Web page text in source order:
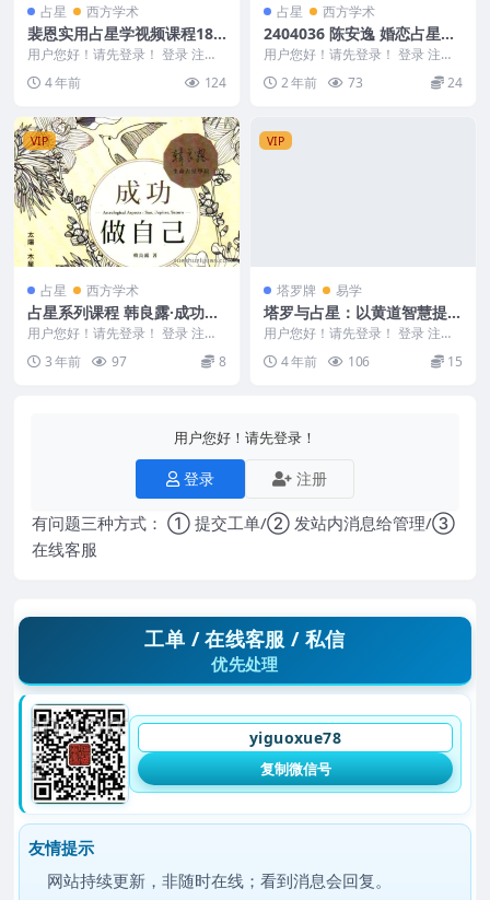
占星 西方学术
裴恩实用占星学视频课程18
视频百度盘下载
用户您好！请先登录！ 登录 注册
课） 编号：D2...
4 年前 124
占星 西方学术
2404036 陈安逸 婚恋占星专
题5集
用户您好！请先登录！ 登录 注册
2404036 陈安逸 婚恋占星专题5集
彩蛋...2 年前 73 24
VIP
占星 西方学术
占星系列课程 韩良露·成功做
自己
用户您好！请先登录！ 登录 注册
韩良露占星系列 韩良露·成功做自
己 Y230...
3 年前 97 8
VIP
塔罗牌 易学
塔罗与占星：以黄道智慧提升
塔罗解牌技巧
用户您好！请先登录！ 登录 注册
编号：221792D970. 塔罗与占
星：以黄...
4 年前 106 15
用户您好！请先登录！
登录 注册
有问题三种方式： ① 提交工单/② 发站内消息给管理/③
在线客服
工单 / 在线客服 / 私信
优先处理
yiguoxue78
复制微信号
友情提示
网站持续更新，非随时在线；看到消息会回复。